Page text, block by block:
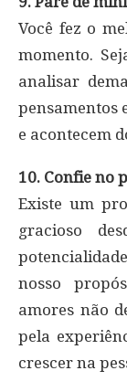
Você fez o
momento.
analisar
pensamentos
e acontecem
10. Confie no
Existe um
gracioso
nosso
amores não
pela
crescer na